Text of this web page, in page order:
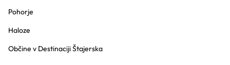
Pohorje
Haloze
Občine v Destinaciji Štajerska